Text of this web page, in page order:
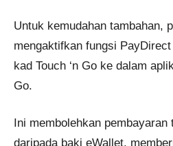
Untuk kemudahan tambahan,
mengaktifkan fungsi
kad Touch ‘n Go ke dalam
Go.
Ini membolehkan
daripada baki eWallet,